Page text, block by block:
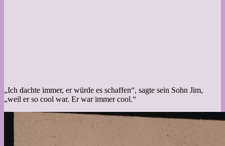
„Ich dachte immer, er würde es schaffen“, sagte sein Sohn Jim,
„weil er so cool war. Er war immer cool.“